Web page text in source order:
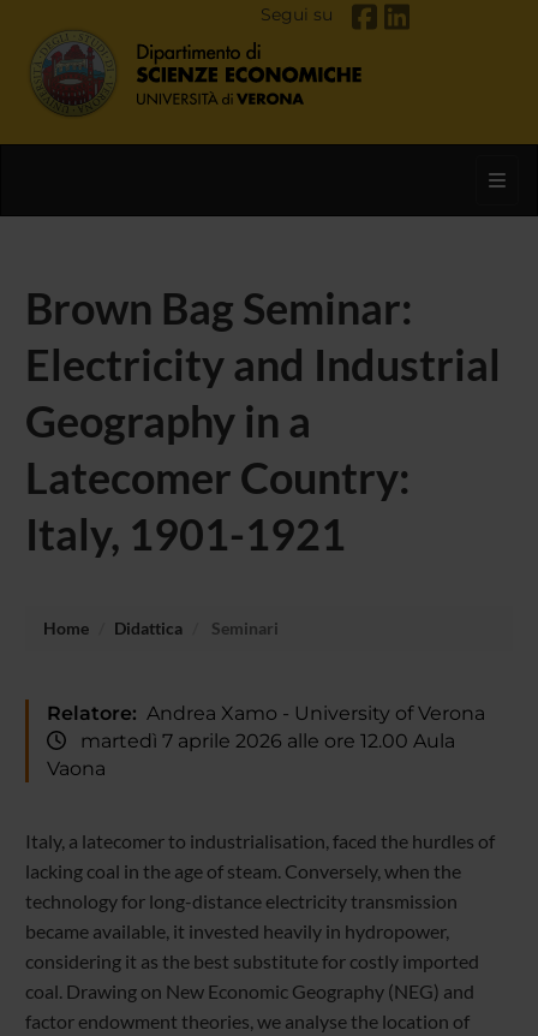
Segui su
Brown Bag Seminar:
Electricity and Industrial
Geography in a
Latecomer Country:
Italy, 1901-1921
Home Didattica Seminari
Relatore: Andrea Xamo - University of Verona
martedì 7 aprile 2026 alle ore 12.00 Aula
Vaona
Italy, a latecomer to industrialisation, faced the hurdles of
lacking coal in the age of steam. Conversely, when the
technology for long-distance electricity transmission
became available, it invested heavily in hydropower,
considering it as the best substitute for costly imported
coal. Drawing on New Economic Geography (NEG) and
factor endowment theories, we analyse the location of